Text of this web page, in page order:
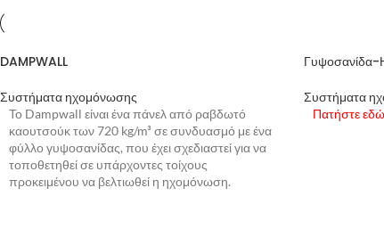
DAMPWALL
Συστήματα ηχομόνωσης
Το Dampwall είναι ένα πάνελ από ραβδωτό
καουτσούκ των 720 kg/m³ σε συνδυασμό με ένα
φύλλο γυψοσανίδας, που έχει σχεδιαστεί για να
τοποθετηθεί σε υπάρχοντες τοίχους
προκειμένου να βελτιωθεί η ηχομόνωση.
Συστήματα
Πατήστε